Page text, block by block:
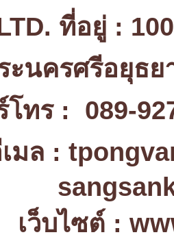
ที่อยู่ :
ะนครศรีอยุ
โทร : 089-
มล :
เว็บไซต์ :